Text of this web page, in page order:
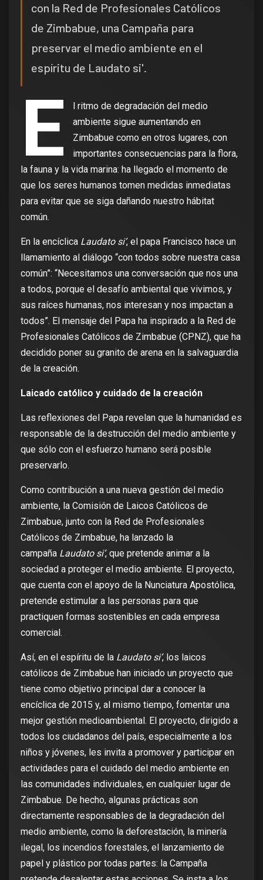
con la Red de Profesionales Católicos
de Zimbabue, una Campaña para
preservar el medio ambiente en el
espíritu de Laudato si'.
E
l ritmo de degradación del medio
ambiente sigue aumentando en
Zimbabue como en otros lugares, con
importantes consecuencias para la flora,
la fauna y la vida marina: ha llegado el momento de
que los seres humanos tomen medidas inmediatas
para evitar que se siga dañando nuestro hábitat
común.
En la encíclica Laudato si’, el papa Francisco hace un
llamamiento al diálogo “con todos sobre nuestra casa
común”: “Necesitamos una conversación que nos una
a todos, porque el desafío ambiental que vivimos, y
sus raíces humanas, nos interesan y nos impactan a
todos”. El mensaje del Papa ha inspirado a la Red de
Profesionales Católicos de Zimbabue (CPNZ), que ha
decidido poner su granito de arena en la salvaguardia
de la creación.
Laicado católico y cuidado de la creación
Las reflexiones del Papa revelan que la humanidad es
responsable de la destrucción del medio ambiente y
que sólo con el esfuerzo humano será posible
preservarlo.
Como contribución a una nueva gestión del medio
ambiente, la Comisión de Laicos Católicos de
Zimbabue, junto con la Red de Profesionales
Católicos de Zimbabue, ha lanzado la
campaña Laudato si’, que pretende animar a la
sociedad a proteger el medio ambiente. El proyecto,
que cuenta con el apoyo de la Nunciatura Apostólica,
pretende estimular a las personas para que
practiquen formas sostenibles en cada empresa
comercial.
Así, en el espíritu de la Laudato si’, los laicos
católicos de Zimbabue han iniciado un proyecto que
tiene como objetivo principal dar a conocer la
encíclica de 2015 y, al mismo tiempo, fomentar una
mejor gestión medioambiental. El proyecto, dirigido a
todos los ciudadanos del país, especialmente a los
niños y jóvenes, les invita a promover y participar en
actividades para el cuidado del medio ambiente en
las comunidades individuales, en cualquier lugar de
Zimbabue. De hecho, algunas prácticas son
directamente responsables de la degradación del
medio ambiente, como la deforestación, la minería
ilegal, los incendios forestales, el lanzamiento de
papel y plástico por todas partes: la Campaña